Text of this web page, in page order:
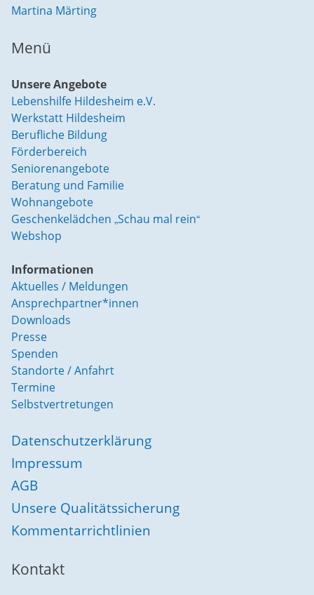
Martina Märting
Menü
Unsere Angebote
Lebenshilfe Hildesheim e.V.
Werkstatt Hildesheim
Berufliche Bildung
Förderbereich
Seniorenangebote
Beratung und Familie
Wohnangebote
Geschenkelädchen „Schau mal rein“
Webshop
Informationen
Aktuelles / Meldungen
Ansprechpartner*innen
Downloads
Presse
Spenden
Standorte / Anfahrt
Termine
Selbstvertretungen
Datenschutzerklärung
Impressum
AGB
Unsere Qualitätssicherung
Kommentarrichtlinien
Kontakt